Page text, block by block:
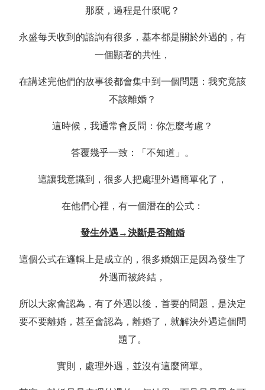
那麼，過程是什麼呢？
永盛每天收到的諮詢有很多，基本都是關於外遇的，有
一個顯著的共性，
在講述完他們的故事後都會集中到一個問題：我究竟該
不該離婚？
這時候，我通常會反問：你怎麼考慮？
答覆幾乎一致：「不知道」。
這讓我意識到，很多人把處理外遇簡單化了，
在他們心裡，有一個潛在的公式：
發生外遇→決斷是否離婚
這個公式在邏輯上是成立的，很多婚姻正是因為發生了
外遇而被終結，
所以大家會認為，有了外遇以後，首要的問題，是決定
要不要離婚，甚至會認為，離婚了，就解決外遇這個問
題了。
實則，處理外遇，並沒有這麼簡單。